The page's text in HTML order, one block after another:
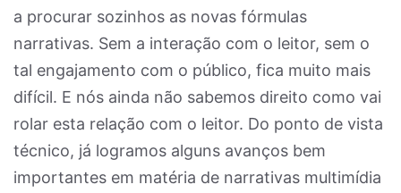
a procurar sozinhos as novas fórmulas
narrativas. Sem a interação com o leitor, sem o
tal engajamento com o público, fica muito mais
difícil. E nós ainda não sabemos direito como vai
rolar esta relação com o leitor. Do ponto de vista
técnico, já logramos alguns avanços bem
importantes em matéria de narrativas multimídia